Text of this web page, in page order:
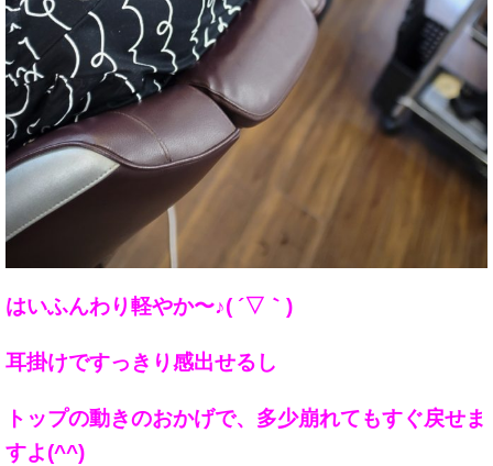
はいふんわり軽やか〜♪( ´▽｀)
耳掛けですっきり感出せるし
トップの動きのおかげで、多少崩れてもすぐ戻せま
すよ(^^)